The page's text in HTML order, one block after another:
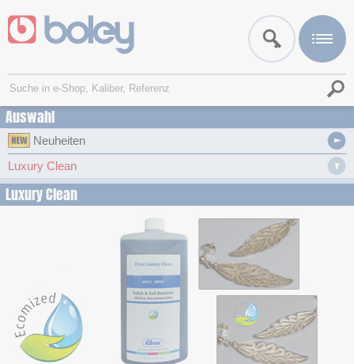
Auswahl
Neuheiten
Luxury Clean
Luxury Clean